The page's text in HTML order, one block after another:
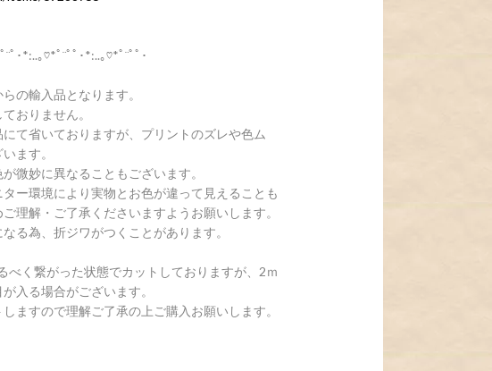
ﾟ･*:..｡♡*ﾟ¨ﾟﾟ･*:..｡♡*ﾟ¨ﾟﾟ･
の輸入品となります。
おりません。
て省いておりますが、プリントのズレや色ム
ます。
微妙に異なることもございます。
ー環境により実物とお色が違って見えることも
理解・ご了承くださいますようお願いします。
る為、折ジワがつくことがあります。
べく繋がった状態でカットしておりますが、2ｍ
入る場合がございます。
ますので理解ご了承の上ご購入お願いします。